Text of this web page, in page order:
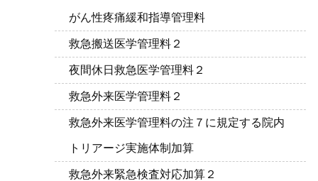
がん性疼痛緩和指導管理料
救急搬送医学管理料２
夜間休日救急医学管理料２
救急外来医学管理料２
救急外来医学管理料の注７に規定する院内
トリアージ実施体制加算
救急外来緊急検査対応加算２